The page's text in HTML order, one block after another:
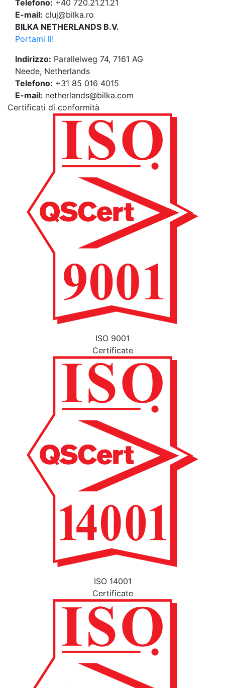
Telefono: +40 720.21.21.21
E-mail: cluj@bilka.ro
BILKA NETHERLANDS B.V.
Portami lì!
Indirizzo: Parallelweg 74, 7161 AG
Neede, Netherlands
Telefono: +31 85 016 4015
E-mail: netherlands@bilka.com
Certificati di conformità
ISO 9001
Certificate
ISO 14001
Certificate